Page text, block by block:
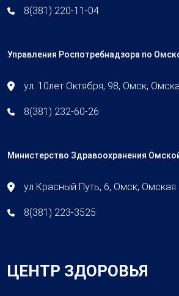
8(381) 220-11-04
Управления Роспотребнадзора по
ул. 10лет Октября, 98, Омск,
8(381) 232-60-26
Министерство Здравоохранения
ул Красный Путь, 6, Омск, Омская
8(381) 223-3525
ЦЕНТР ЗДОРОВЬЯ